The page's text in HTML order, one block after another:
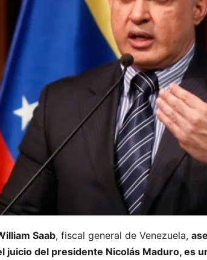
Saab, fiscal general de Venezuela,
juicio del presidente Nicolás Maduro, es